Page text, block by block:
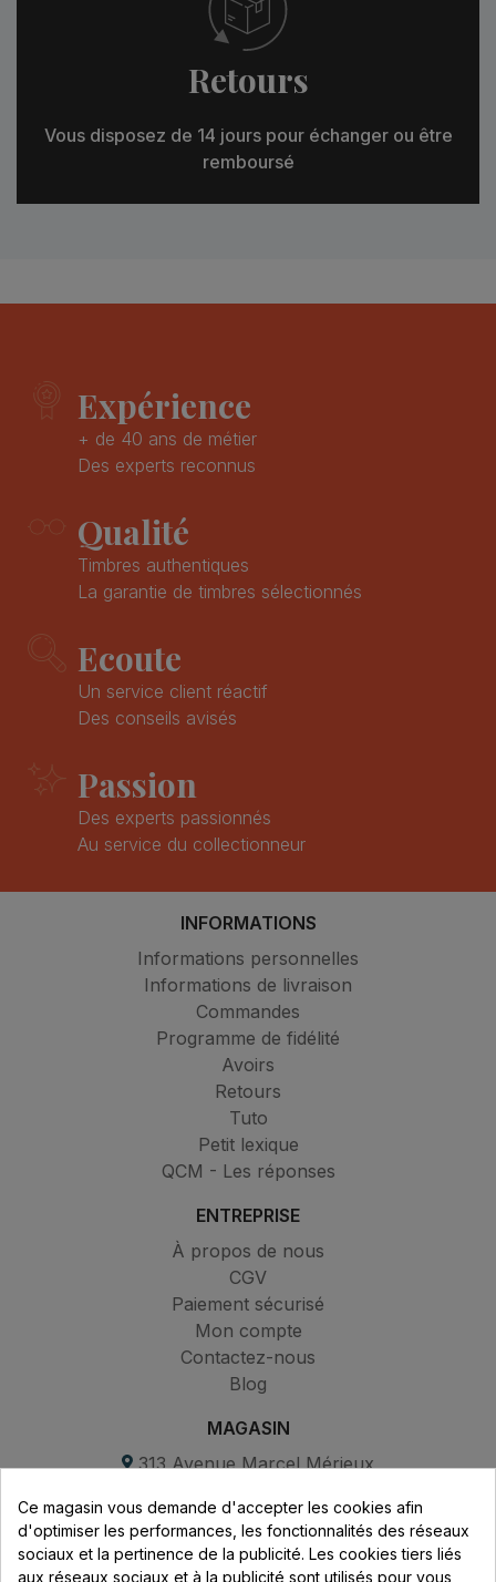
Retours
Vous disposez de 14 jours pour échanger ou être
remboursé
Expérience
+ de 40 ans de métier
Des experts reconnus
Qualité
Timbres authentiques
La garantie de timbres sélectionnés
Ecoute
Un service client réactif
Des conseils avisés
Passion
Des experts passionnés
Au service du collectionneur
INFORMATIONS
Informations personnelles
Informations de livraison
Commandes
Programme de fidélité
Avoirs
Retours
Tuto
Petit lexique
QCM - Les réponses
ENTREPRISE
À propos de nous
CGV
Paiement sécurisé
Mon compte
Contactez-nous
Blog
MAGASIN
313 Avenue Marcel Mérieux
69530 Brignais
Ce magasin vous demande d'accepter les cookies afin
d'optimiser les performances, les fonctionnalités des réseaux
sociaux et la pertinence de la publicité. Les cookies tiers liés
aux réseaux sociaux et à la publicité sont utilisés pour vous